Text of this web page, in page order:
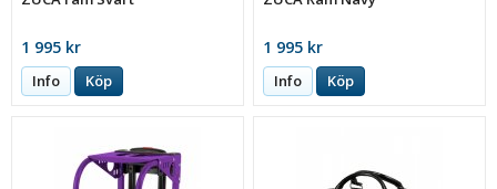
1 995 kr
Info Köp
1 995 kr
Info Köp